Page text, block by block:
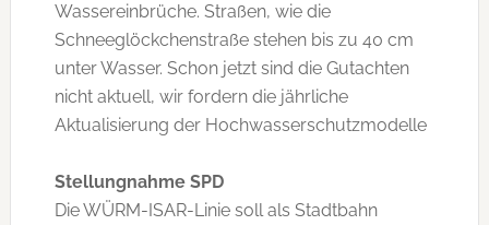
Wassereinbrüche. Straßen, wie die
Schneeglöckchenstraße stehen bis zu 40 cm
unter Wasser. Schon jetzt sind die Gutachten
nicht aktuell, wir fordern die jährliche
Aktualisierung der Hochwasserschutzmodelle
Stellungnahme SPD
Die WÜRM-ISAR-Linie soll als Stadtbahn